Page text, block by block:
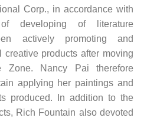
Corp., in accordance with
developing of literature
actively promoting and
products after moving
Zone. Nancy Pai therefore
applying her paintings and
produced. In addition to the
Rich Fountain also devoted